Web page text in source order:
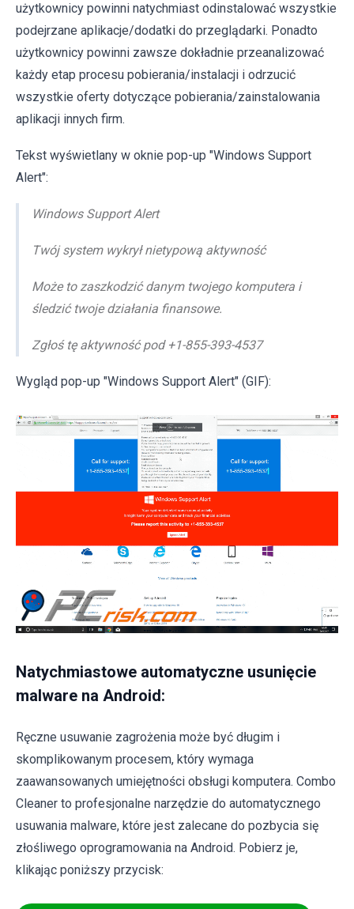
użytkownicy powinni natychmiast odinstalować wszystkie
podejrzane aplikacje/dodatki do przeglądarki. Ponadto
użytkownicy powinni zawsze dokładnie przeanalizować
każdy etap procesu pobierania/instalacji i odrzucić
wszystkie oferty dotyczące pobierania/zainstalowania
aplikacji innych firm.
Tekst wyświetlany w oknie pop-up "Windows Support
Alert":
Windows Support Alert
Twój system wykrył nietypową aktywność
Może to zaszkodzić danym twojego komputera i
śledzić twoje działania finansowe.
Zgłoś tę aktywność pod +1-855-393-4537
Wygląd pop-up "Windows Support Alert" (GIF):
Natychmiastowe automatyczne usunięcie
malware na Android:
Ręczne usuwanie zagrożenia może być długim i
skomplikowanym procesem, który wymaga
zaawansowanych umiejętności obsługi komputera. Combo
Cleaner to profesjonalne narzędzie do automatycznego
usuwania malware, które jest zalecane do pozbycia się
złośliwego oprogramowania na Android. Pobierz je,
klikając poniższy przycisk: